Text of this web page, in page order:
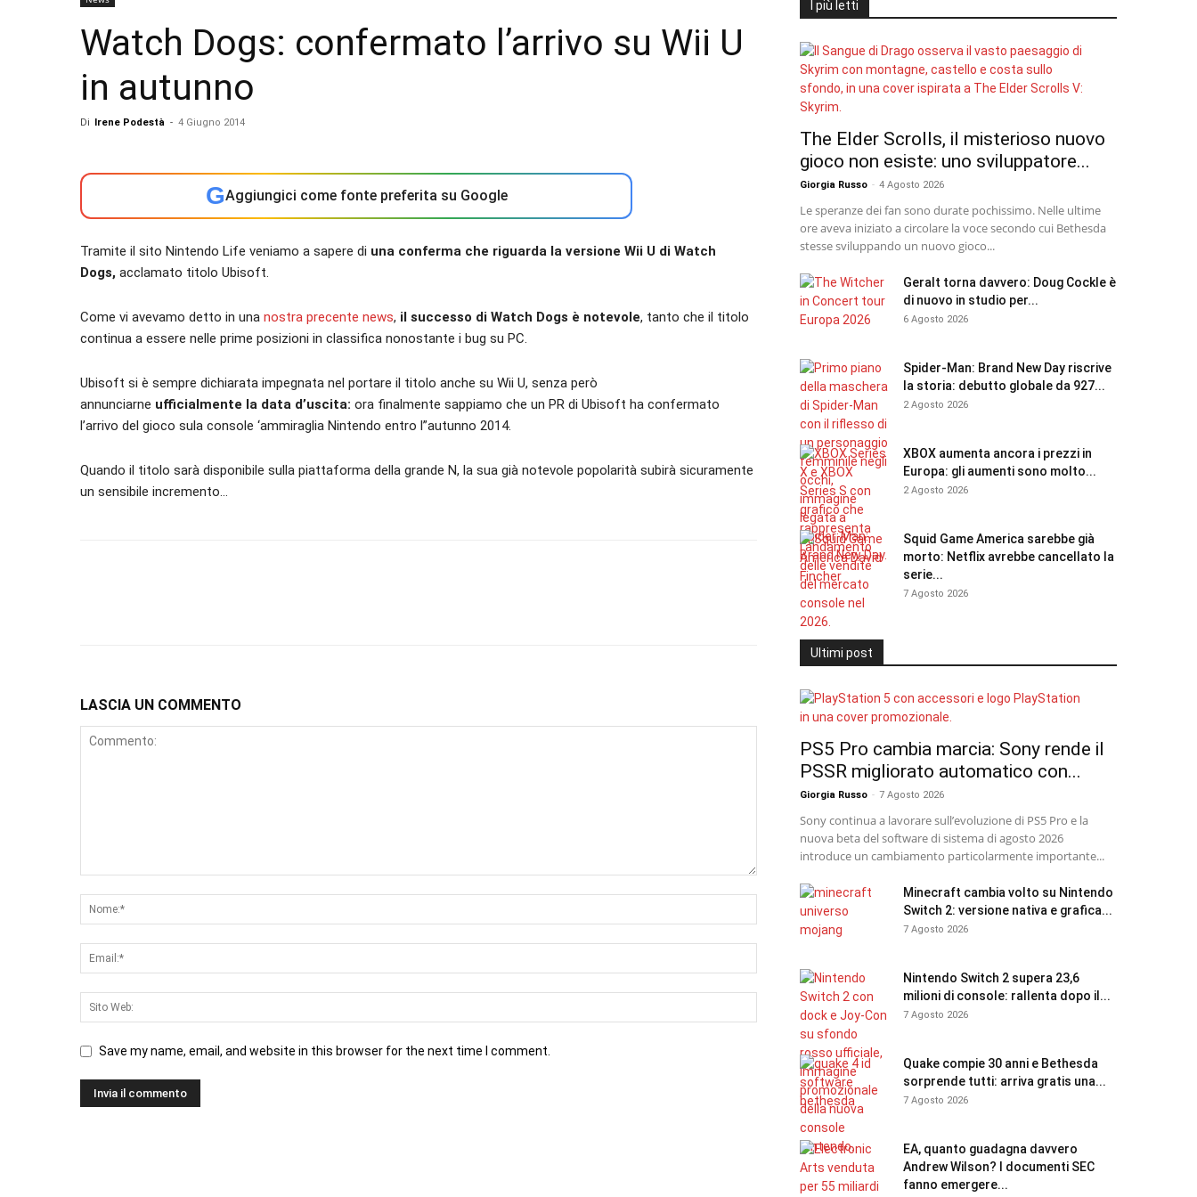
Watch Dogs: confermato l’arrivo su Wii U
in autunno
Di Irene Podestà - 4 Giugno 2014
GAggiungici come fonte preferita su Google
Tramite il sito Nintendo Life veniamo a sapere di una conferma che riguarda la versione Wii U di Watch
Dogs, acclamato titolo Ubisoft.
Come vi avevamo detto in una nostra precente news, il successo di Watch Dogs è notevole, tanto che il titolo
continua a essere nelle prime posizioni in classifica nonostante i bug su PC.
Ubisoft si è sempre dichiarata impegnata nel portare il titolo anche su Wii U, senza però
annunciarne ufficialmente la data d’uscita: ora finalmente sappiamo che un PR di Ubisoft ha confermato
l’arrivo del gioco sula console ‘ammiraglia Nintendo entro l”autunno 2014.
Quando il titolo sarà disponibile sulla piattaforma della grande N, la sua già notevole popolarità subirà sicuramente
un sensibile incremento…
LASCIA UN COMMENTO
Save my name, email, and website in this browser for the next time I comment.
I più letti
The Elder Scrolls, il misterioso nuovo
gioco non esiste: uno sviluppatore...
Giorgia Russo - 4 Agosto 2026
Le speranze dei fan sono durate pochissimo. Nelle ultime
ore aveva iniziato a circolare la voce secondo cui Bethesda
stesse sviluppando un nuovo gioco...
Geralt torna davvero: Doug Cockle è
di nuovo in studio per...
6 Agosto 2026
Spider-Man: Brand New Day riscrive
la storia: debutto globale da 927...
2 Agosto 2026
XBOX aumenta ancora i prezzi in
Europa: gli aumenti sono molto...
2 Agosto 2026
Squid Game America sarebbe già
morto: Netflix avrebbe cancellato la
serie...
7 Agosto 2026
Ultimi post
PS5 Pro cambia marcia: Sony rende il
PSSR migliorato automatico con...
Giorgia Russo - 7 Agosto 2026
Sony continua a lavorare sull’evoluzione di PS5 Pro e la
nuova beta del software di sistema di agosto 2026
introduce un cambiamento particolarmente importante...
Minecraft cambia volto su Nintendo
Switch 2: versione nativa e grafica...
7 Agosto 2026
Nintendo Switch 2 supera 23,6
milioni di console: rallenta dopo il...
7 Agosto 2026
Quake compie 30 anni e Bethesda
sorprende tutti: arriva gratis una...
7 Agosto 2026
EA, quanto guadagna davvero
Andrew Wilson? I documenti SEC
fanno emergere...